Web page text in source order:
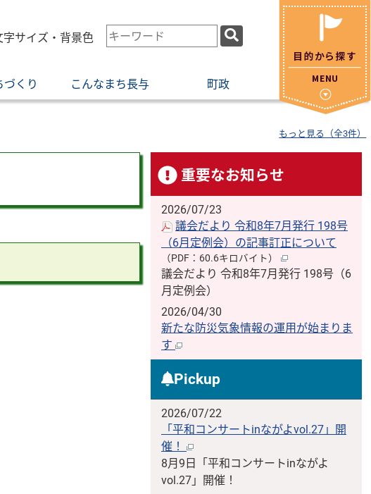
字サイズ・背景色
検
索
ー
ワ
づくり こんなまち長与 町政
もっと見る（全3件）
重要なお知らせ
2026/07/23
議会だより 令和8年7月発行 198号
（6月定例会）の記事訂正について
（PDF：60.6キロバイト）
議会だより 令和8年7月発行 198号（6
月定例会）
2026/04/30
新たな防災気象情報の運用が始まりま
す
Pickup
2026/07/22
「平和コンサートinながよvol.27」開
催！
8月9日「平和コンサートinながよ
vol.27」開催！